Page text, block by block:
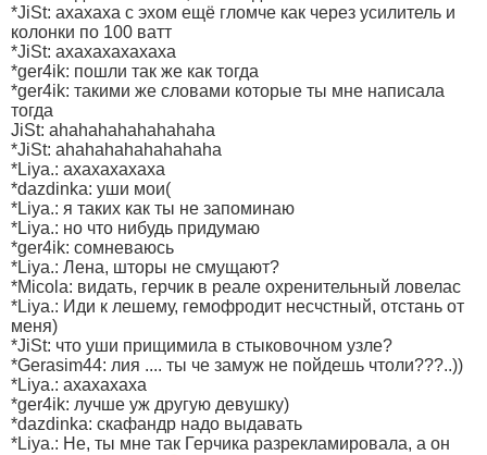
*JiSt: ахахаха с эхом ещё гломче как через усилитель и
колонки по 100 ватт
*JiSt: ахахахахахаха
*ger4ik: пошли так же как тогда
*ger4ik: такими же словами которые ты мне написала
тогда
JiSt: ahahahahahahahaha
*JiSt: ahahahahahahahaha
*Liya.: ахахахахаха
*dazdinka: уши мои(
*Liya.: я таких как ты не запоминаю
*Liya.: но что нибудь придумаю
*ger4ik: сомневаюсь
*Liya.: Лена, шторы не смущают?
*Micola: видать, герчик в реале охренительный ловелас
*Liya.: Иди к лешему, гемофродит несчстный, отстань от
меня)
*JiSt: что уши прищимила в стыковочном узле?
*Gerasim44: лия .... ты че замуж не пойдешь чтоли???..))
*Liya.: ахахахаха
*ger4ik: лучше уж другую девушку)
*dazdinka: скафандр надо выдавать
*Liya.: Не, ты мне так Герчика разрекламировала, а он